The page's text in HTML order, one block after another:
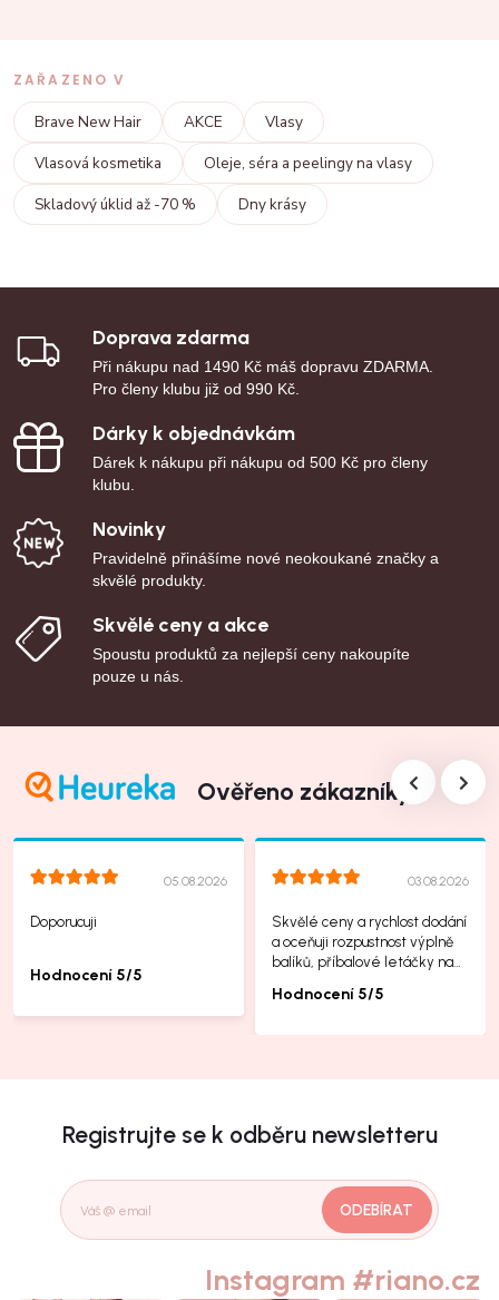
ZAŘAZENO V
Brave New Hair AKCE
Vlasy
Vlasová kosmetika
Oleje, séra a peelingy na vlasy
Skladový úklid až -70 %
Dny krásy
Doprava zdarma
Při nákupu nad 1490 Kč máš dopravu ZDARMA.
Pro členy klubu již od 990 Kč.
Dárky k objednávkám
Dárek k nákupu při nákupu od 500 Kč pro členy
klubu.
Novinky
Pravidelně přinášíme nové neokoukané značky a
skvělé produkty.
Skvělé ceny a akce
Spoustu produktů za nejlepší ceny nakoupíte
pouze u nás.
Ověřeno zákazníky
05.08.2026
Doporucuji
Hodnocení 5/5
03.08.2026
Skvělé ceny a rychlost dodání
a oceňuji rozpustnost výplně
balíků, příbalové letáčky na
Hodnocení 5/5
Registrujte se k odběru newsletteru
ODEBÍRAT
Instagram #riano.cz